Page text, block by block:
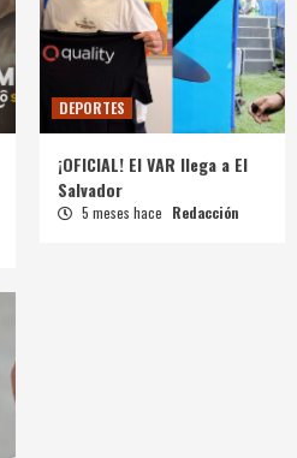
DEPORTES
¡OFICIAL! El VAR llega a El
Salvador
5 meses hace Redacción